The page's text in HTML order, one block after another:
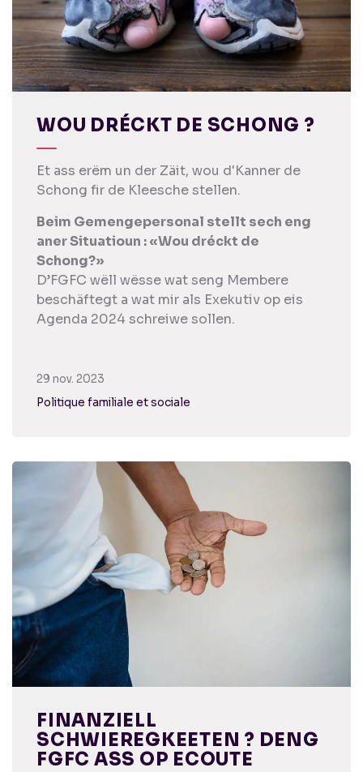
WOU DRÉCKT DE SCHONG ?
Et ass erëm un der Zäit, wou d'Kanner de
Schong fir de Kleesche stellen.
Beim Gemengepersonal stellt sech eng
aner Situatioun : «Wou dréckt de
Schong?»
D’FGFC wëll wësse wat seng Membere
beschäftegt a wat mir als Exekutiv op eis
Agenda 2024 schreiwe sollen.
29 nov. 2023
Politique familiale et sociale
FINANZIELL
SCHWIEREGKEETEN ? DENG
FGFC ASS OP ECOUTE